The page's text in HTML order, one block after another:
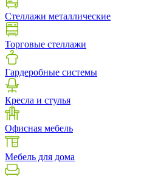
Стеллажи металлические
Торговые стеллажи
Гардеробные системы
Кресла и стулья
Офисная мебель
Мебель для дома